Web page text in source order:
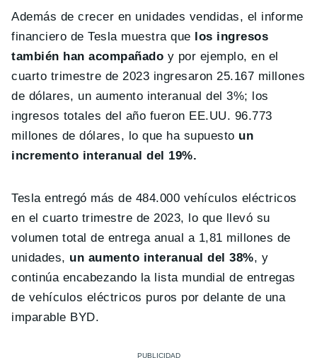
Además de crecer en unidades vendidas, el informe
financiero de Tesla muestra que los ingresos
también han acompañado y por ejemplo, en el
cuarto trimestre de 2023 ingresaron 25.167 millones
de dólares, un aumento interanual del 3%; los
ingresos totales del año fueron EE.UU. 96.773
millones de dólares, lo que ha supuesto un
incremento interanual del 19%.
Tesla entregó más de 484.000 vehículos eléctricos
en el cuarto trimestre de 2023, lo que llevó su
volumen total de entrega anual a 1,81 millones de
unidades, un aumento interanual del 38%, y
continúa encabezando la lista mundial de entregas
de vehículos eléctricos puros por delante de una
imparable BYD.